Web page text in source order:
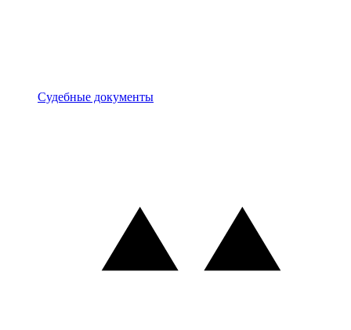
Документы
Судебные документы